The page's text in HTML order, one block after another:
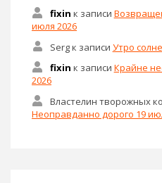
fixin к записи
июля 2026
Sergк записи Утро
fixin к записи Крайне
2026
Властелин творожных
Неоправданно дорого 19